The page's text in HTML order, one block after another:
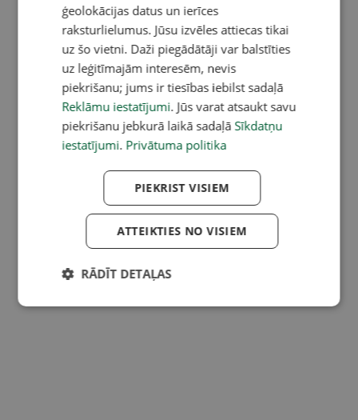
ģeolokācijas datus un ierīces
raksturlielumus. Jūsu izvēles attiecas tikai
uz šo vietni. Daži piegādātāji var balstīties
uz leģitīmajām interesēm, nevis
piekrišanu; jums ir tiesības iebilst sadaļā
Reklāmu iestatījumi. Jūs varat atsaukt savu
piekrišanu jebkurā laikā sadaļā Sīkdatņu
iestatījumi. Privātuma politika
PIEKRIST VISIEM
ATTEIKTIES NO VISIEM
RĀDĪT DETAĻAS